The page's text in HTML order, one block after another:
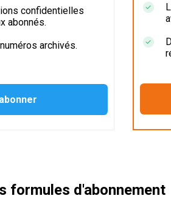
confidentielles
abonnés.
archivés.
formules d'abonnement